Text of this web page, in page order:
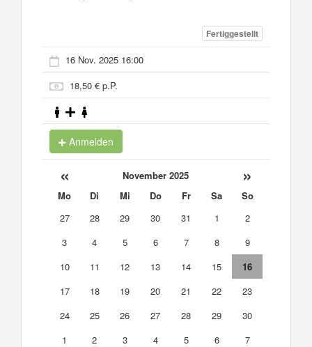
Fertiggestellt
16 Nov. 2025 16:00
18,50 € p.P.
Anmelden
« November 2025 »
Mo Di Mi Do Fr Sa
So
27
28 29 30 31 1
2
3
4 5 6 7 8
9
10
11 12 13 14 15
16
17
18 19 20 21 22
23
24
25 26 27 28 29
30
1
2 3 4 5 6 7